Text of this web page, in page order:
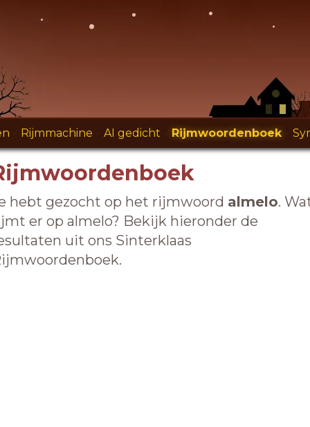
Rijmmachine AI gedicht Rijmwoordenboek
hebt gezocht op het rijmwoord almelo.
er op almelo? Bekijk hieronder de
uit ons Sinterklaas